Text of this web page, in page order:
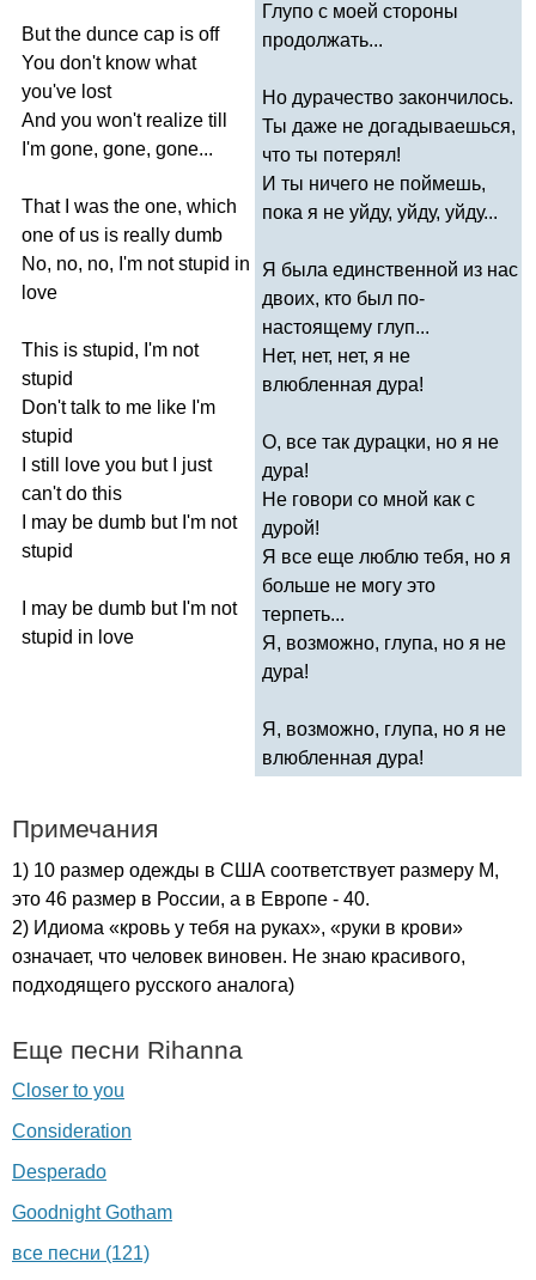
But the dunce cap is off
You don't know what
you've lost
And you won't realize till
I'm gone, gone, gone...
That was the one, which
one of us is really dumb
No, no, no, I'm not stupid in
love
This is stupid, I'm not
stupid
Don't talk to me like I'm
stupid
still love you but
just
can't do this
may be dumb but I'm not
stupid
may be dumb but I'm not
stupid in love
Глупо с моей стороны
продолжать...
Но дурачество закончилось.
Ты даже не догадываешься,
что ты потерял!
И ты ничего не поймешь,
пока я не уйду, уйду, уйду...
Я была единственной из нас
двоих, кто был по-
настоящему глуп...
Нет, нет, нет, я не
влюбленная дура!
О, все так дурацки, но я не
дура!
Не говори со мной как с
дурой!
Я все еще люблю тебя, но я
больше не могу это
терпеть...
Я, возможно, глупа, но я не
дура!
Я, возможно, глупа, но я не
влюбленная дура!
Примечания
1) 10 размер одежды в США соответствует размеру M,
это 46 размер в России, а в Европе - 40.
2) Идиома «кровь у тебя на руках», «руки в крови»
означает, что человек виновен. Не знаю красивого,
подходящего русского аналога)
Еще песни Rihanna
Closer to you
Consideration
Desperado
Goodnight Gotham
все песни (121)